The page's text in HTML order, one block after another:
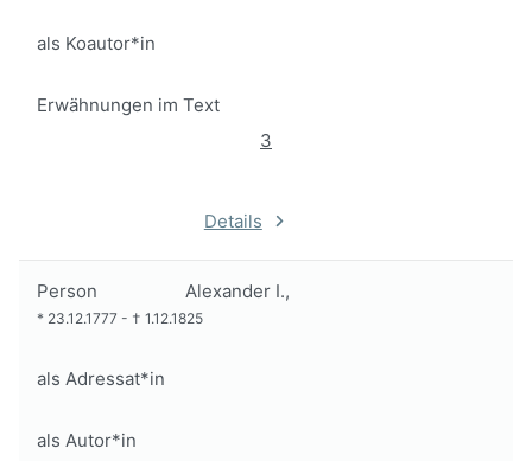
als Koautor*in
Erwähnungen im Text
3
Details
Person Alexander I.,
* 23.12.1777 - † 1.12.1825
als Adressat*in
als Autor*in